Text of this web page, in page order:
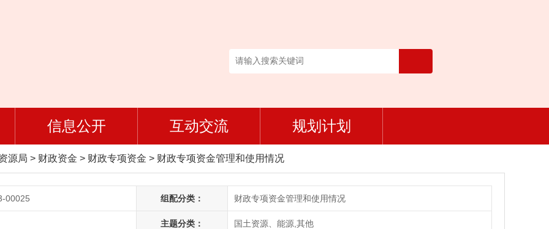
信息公开 互动交流 规划计划
源局 > 财政资金 > 财政专项资金 > 财政专项资金管理和使用情况
00025 组配分类： 财政专项资金管理和使用情况
主题分类： 国土资源、能源,其他